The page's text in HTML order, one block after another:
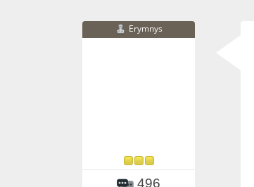
Erymnys
496